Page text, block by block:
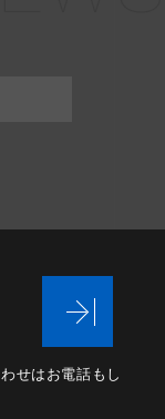
せは お電話もし